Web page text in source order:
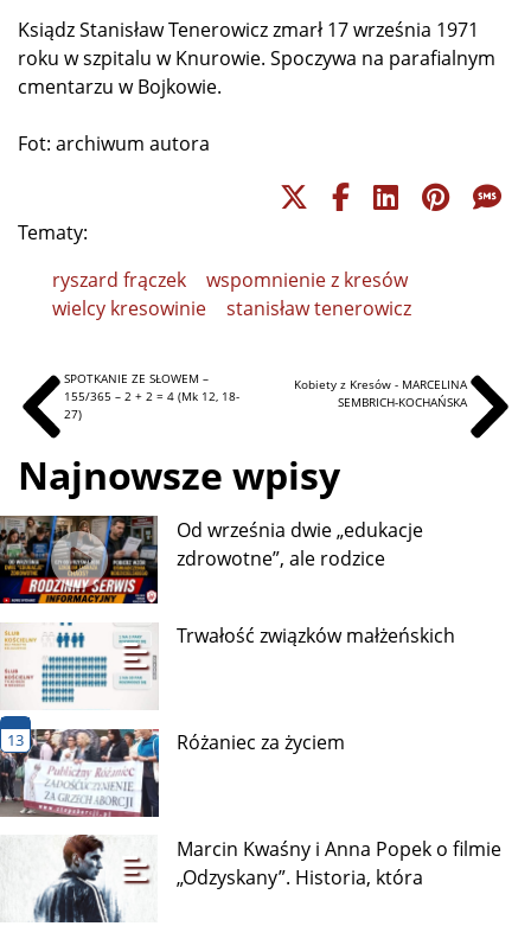
Ksiądz Stanisław Tenerowicz zmarł 17 września 1971
roku w szpitalu w Knurowie. Spoczywa na parafialnym
cmentarzu w Bojkowie.
Fot: archiwum autora
Tematy:
ryszard frączek
wspomnienie z kresów
wielcy kresowinie
stanisław tenerowicz
SPOTKANIE ZE SŁOWEM –
155/365 – 2 + 2 = 4 (Mk 12, 18-
27)
Kobiety z Kresów - MARCELINA
SEMBRICH-KOCHAŃSKA
Najnowsze wpisy
Od września dwie „edukacje
zdrowotne”, ale rodzice
Trwałość związków małżeńskich
13 Różaniec za życiem
Marcin Kwaśny i Anna Popek o filmie
„Odzyskany”. Historia, która